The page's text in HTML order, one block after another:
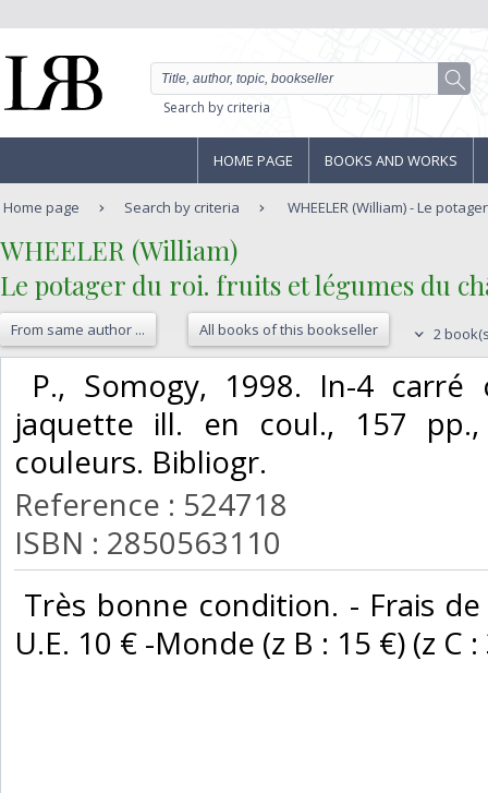
Search by criteria
HOME PAGE BOOKS AND WORKS
Home page Search by criteria WHEELER (William) - Le
‎WHEELER (William)‎
‎Le potager du roi. fruits et légumes du
From same author ... All books of this bookseller 2
P., Somogy, 1998. In-4
jaquette ill. en coul., 157
couleurs. Bibliogr. ‎
Reference : 524718
ISBN : 2850563110
Très bonne condition. - Frais
U.E. 10 € -Monde (z B : 15 €) (z C :